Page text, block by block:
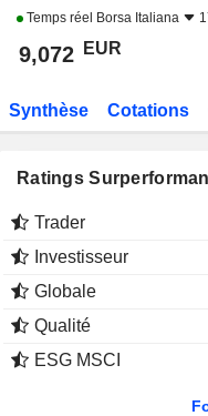
Temps réel Borsa Italiana
9,072 EUR
Synthèse Cotations
Ratings
Trader
Investisseur
Globale
Qualité
ESG MSCI